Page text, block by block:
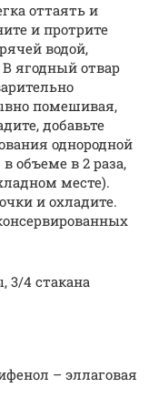
оттаять и
и протрите
водой,
ягодный отвар
помешивая,
добавьте
однородной
объеме в 2 раза,
месте).
и охладите.
3/4 стакана
– эллаговая